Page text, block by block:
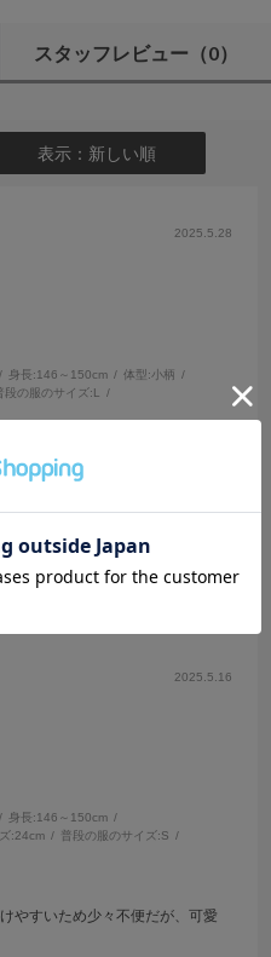
スタッフレビュー （0）
表示：新しい順
2025.5.28
身長:146～150cm 体型:小柄
段の服のサイズ:L
たです
2025.5.16
身長:146～150cm
:24cm 普段の服のサイズ:S
やすいため少々不便だが、可愛